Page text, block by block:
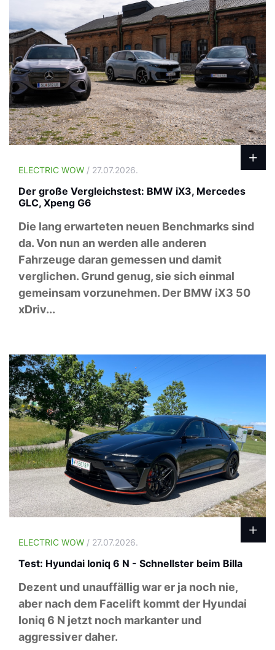
ELECTRIC WOW / 27.07.2026.
Der große Vergleichstest: BMW iX3, Mercedes
GLC, Xpeng G6
Die lang erwarteten neuen Benchmarks sind
da. Von nun an werden alle anderen
Fahrzeuge daran gemessen und damit
verglichen. Grund genug, sie sich einmal
gemeinsam vorzunehmen. Der BMW iX3 50
xDriv...
ELECTRIC WOW / 27.07.2026.
Test: Hyundai Ioniq 6 N - Schnellster beim Billa
Dezent und unauffällig war er ja noch nie,
aber nach dem Facelift kommt der Hyundai
Ioniq 6 N jetzt noch markanter und
aggressiver daher.